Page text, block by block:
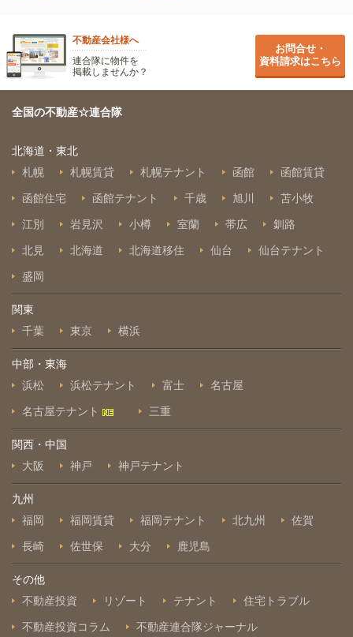
不動産会社様へ
連合隊に物件を
掲載しませんか？
お問合せ・
資料請求はこちら
全国の不動産☆連合隊
北海道・東北
札幌
札幌賃貸 札幌テナント 函館 函館賃貸
函館住宅 函館テナント 千歳 旭川 苫小牧
江別 岩見沢 小樽 室蘭 帯広 釧路
北見 北海道 北海道移住 仙台 仙台テナント
盛岡
関東
千葉
東京 横浜
中部・東海
浜松
浜松テナント 富士 名古屋
名古屋テナント 三重
関西・中国
大阪
神戸 神戸テナント
九州
福岡
福岡賃貸 福岡テナント 北九州 佐賀
長崎 佐世保 大分 鹿児島
その他
不動産投資
リゾート テナント 住宅トラブル
不動産投資コラム 不動産連合隊ジャーナル